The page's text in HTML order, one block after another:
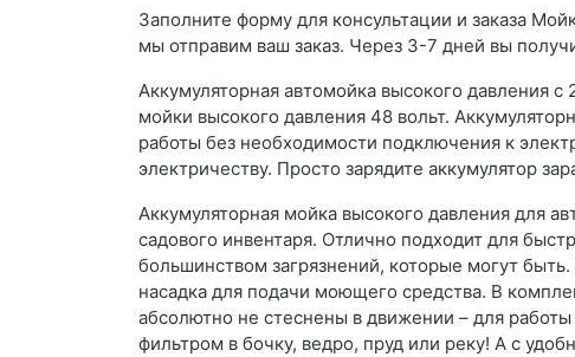
Заполните форму для консультации и заказа
мы отправим ваш заказ. Через 3-7 дней вы
Аккумуляторная автомойка высокого давления
мойки высокого давления 48 вольт.
работы без необходимости подключения к
электричеству. Просто зарядите аккумулятор
Аккумуляторная мойка высокого давления для
садового инвентаря. Отлично подходит для
большинством загрязнений, которые могут
насадка для подачи моющего средства. В
абсолютно не стеснены в движении – для
фильтром в бочку, ведро, пруд или реку! А с